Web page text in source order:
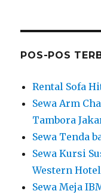
POS-POS
Rental Sofa
Sewa Arm
Tambora
Sewa Tenda
Sewa Kursi
Western
Sewa Meja